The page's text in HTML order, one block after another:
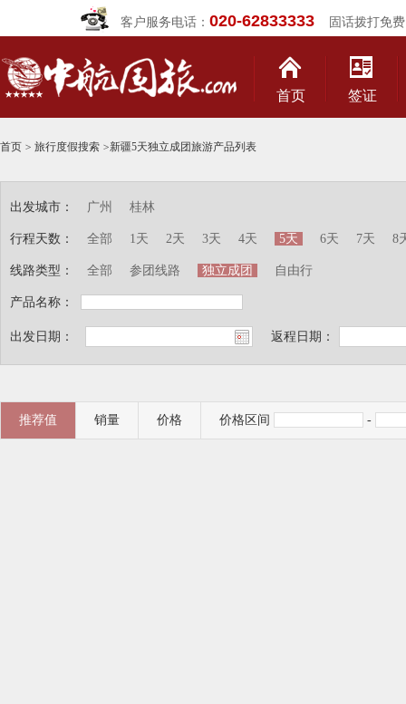
客户服务电话： 020-62833333固话拨打免费
首页 签证
首页 > 旅行度假搜索 >新疆5天独立成团旅游产品列表
出发城市：
行程天数：
线路类型：
产品名称：
广州 桂林
全部 1天 2天 3天 4天 5天 6天 7天 8
全部 参团线路 独立成团 自由行
出发日期： 返程日期：
推荐值 销量 价格 价格区间 -